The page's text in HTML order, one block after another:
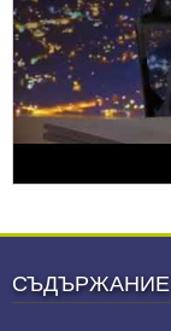
СЪДЪРЖАНИЕ